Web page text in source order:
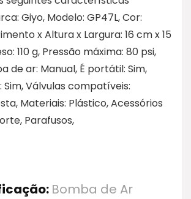
Giyo, Modelo: GP47L, Cor:
x Altura x Largura: 16 cm x 15
110 g, Pressão máxima: 80 psi,
de ar: Manual, É portátil: Sim,
Sim, Válvulas compatíveis:
Materiais: Plástico, Acessórios
Parafusos,
Bomba de Ar